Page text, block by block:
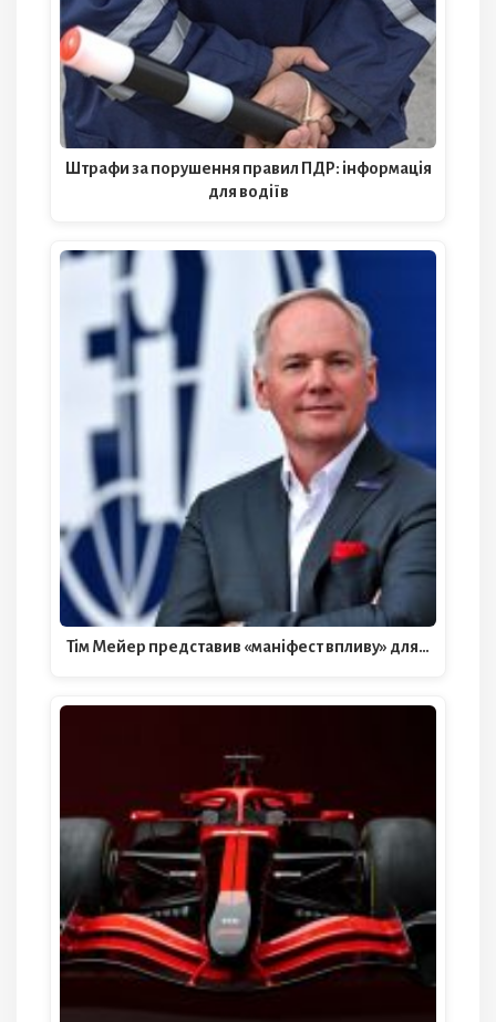
Штрафи за порушення правил ПДР: інформація
для водіїв
Тім Мейер представив «маніфест впливу» для…